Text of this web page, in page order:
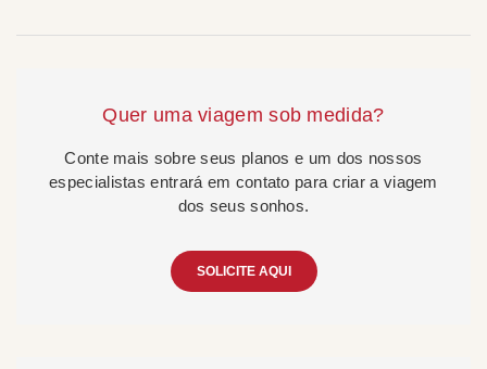
Quer uma viagem sob medida?
Conte mais sobre seus planos e um dos nossos
especialistas entrará em contato para criar a viagem
dos seus sonhos.
SOLICITE AQUI